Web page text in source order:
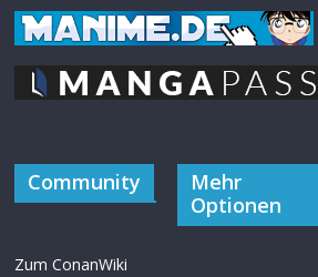
Community
Zum ConanWiki
Mehr
Optionen